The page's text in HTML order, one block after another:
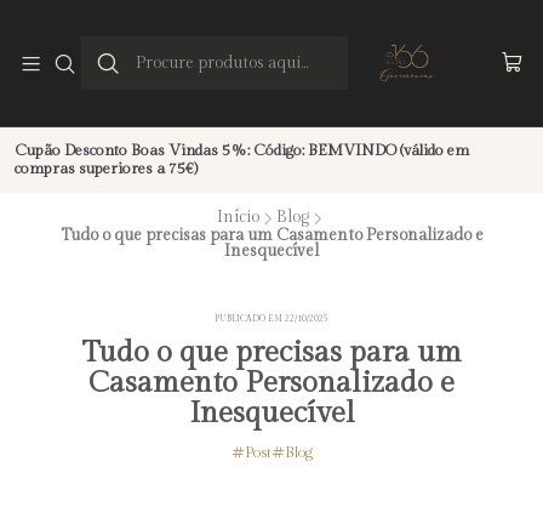
Cupão Desconto Boas Vindas 5%: Código: BEMVINDO (válido em
compras superiores a 75€)
Início
Blog
Tudo o que precisas para um Casamento Personalizado e
Inesquecível
PUBLICADO EM 22/10/2025
Tudo o que precisas para um
Casamento Personalizado e
Inesquecível
Post Blog